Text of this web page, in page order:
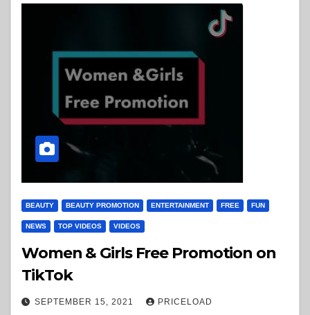
BEAUTY BEAUTY PROMOTION ENTERTAINMENT FREE FUN
NEWS TOP VIDEOS VIDEOS
Women & Girls Free Promotion on
TikTok
SEPTEMBER 15, 2021 PRICELOAD